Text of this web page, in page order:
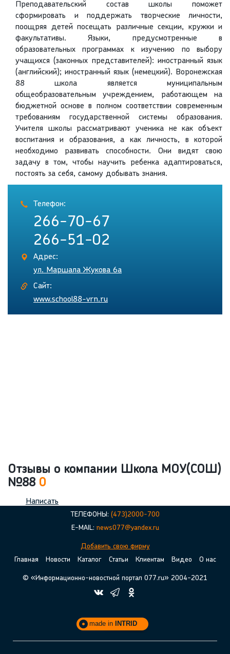
Преподавательский состав школы поможет
сформировать и поддержать творческие личности,
поощряя детей посещать различные секции, кружки и
факультативы. Языки, предусмотренные в
образовательных программах к изучению по выбору
учащихся (законных представителей): иностранный язык
(английский); иностранный язык (немецкий). Воронежская
88 школа является муниципальным
общеобразовательным учреждением, работающем на
бюджетной основе в полном соответствии современным
требованиям государственной системы образования.
Учителя школы рассматривают ученика не как объект
воспитания и образования, а как личность, в которой
необходимо развивать способности. Они видят свою
задачу в том, чтобы научить ребенка адаптироваться,
постоять за себя, самому добывать знания.
Телефон:
266-70-67
266-51-02
Адрес:
ул. Маршала Жукова 6а
Сайт:
www.school88-vrn.ru
Отзывы о компании Школа МОУ(СОШ)
№88 0
Написать
ТЕЛЕФОНЫ: (473)2000-700
E-MAIL: news077@yandex.ru
Добавить свою фирму
Главная
Новости Каталог Статьи Клиентам Видео О нас
© «Информационно-новостной портал 077.ru» 2004-2021
made in INTRID